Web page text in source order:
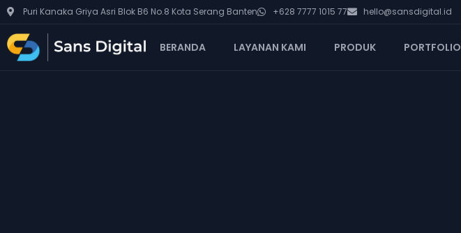
Puri Kanaka Griya Asri Blok B6 No.8 Kota Serang Banten +628 7777 1015 77 hello@sansdigital.id
BERANDA LAYANAN KAMI PRODUK PORTFOLIO